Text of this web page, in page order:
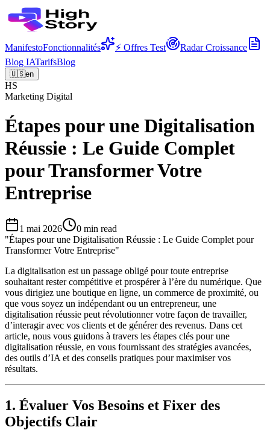
ManifestoFonctionnalités ⚡ Offres Test
Radar Croissance
Blog IATarifsBlog
🇺🇸en
HS
Marketing Digital
Étapes pour une Digitalisation
Réussie : Le Guide Complet
pour Transformer Votre
Entreprise
1 mai 2026 0 min read
"Étapes pour une Digitalisation Réussie : Le Guide Complet pour
Transformer Votre Entreprise"
La digitalisation est un passage obligé pour toute entreprise
souhaitant rester compétitive et prospérer à l’ère du numérique. Que
vous dirigiez une boutique en ligne, un commerce de proximité, ou
que vous soyez un indépendant ou un entrepreneur, une
digitalisation réussie peut révolutionner votre façon de travailler,
d’interagir avec vos clients et de générer des revenus. Dans cet
article, nous vous guidons à travers les étapes clés pour une
digitalisation réussie, en vous fournissant des stratégies avancées,
des outils d’IA et des conseils pratiques pour maximiser vos
résultats.
1. Évaluer Vos Besoins et Fixer des
Objectifs Clair